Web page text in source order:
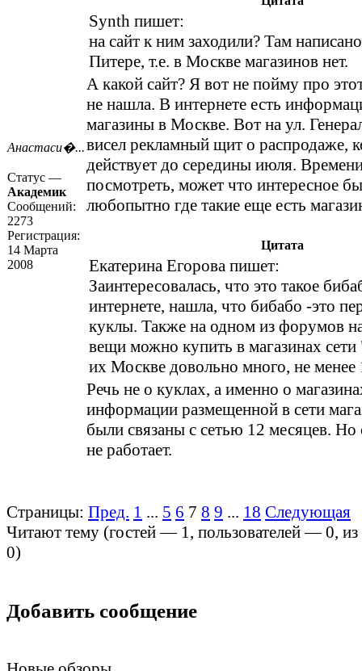
Анастаси�...
Статус —
Академик
Сообщений:
2273
Регистрация:
14 Марта
2008
Synth пишет:
на сайт к ним заходили? Там
Питере, т.е. в Москве магазинов нет.
А какой сайт? Я вот не пойму про
не нашла. В интернете есть
магазины в Москве. Вот на ул.
висел рекламный щит о распродаже,
действует до середины июля.
посмотреть, может что интересное
любопытно где такие еще есть
Цитата
Екатерина Егорова пишет:
Заинтересовалась, что это такое
интернете, нашла, что бибабо -это
куклы. Также на одном из форумов
вещи можно купить в магазинах
их Москве довольно много, не менее
Речь не о куклах, а именно о
информации размещенной в сети
были связаны с сетью 12 месяцев. Но
не работает.
Страницы: Пред. 1 ... 5 6 7 8 9 ... 18 Следующая
Читают тему (гостей — 1, пользователей —0,
0)
Добавить сообщение